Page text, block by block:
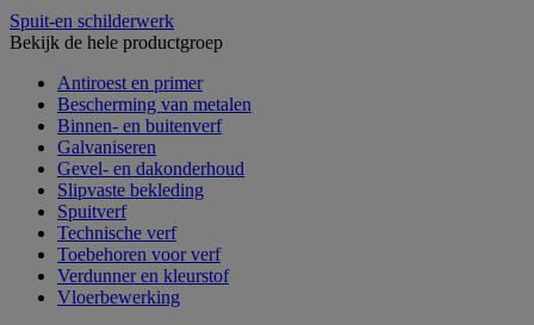
Spuit-en schilderwerk
Bekijk de hele productgroep
Antiroest en primer
Bescherming van metalen
Binnen- en buitenverf
Galvaniseren
Gevel- en dakonderhoud
Slipvaste bekleding
Spuitverf
Technische verf
Toebehoren voor verf
Verdunner en kleurstof
Vloerbewerking